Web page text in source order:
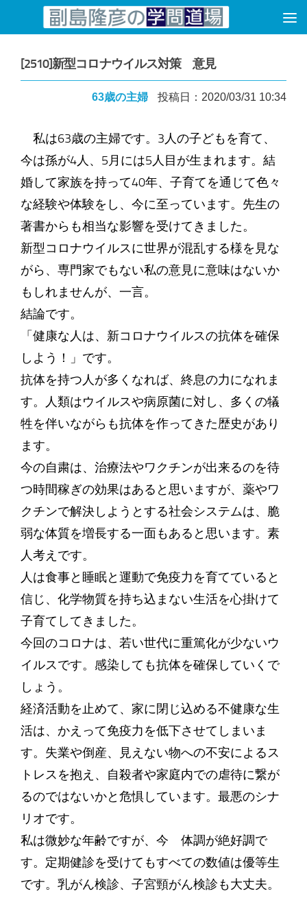
コンテンツへスキップ
[2510]新型コロナウイルス対策 意見
63歳の主婦 投稿日：2020/03/31 10:34
私は63歳の主婦です。3人の子どもを育て、
今は孫が4人、5月には5人目が生まれます。結
婚して家族を持って40年、子育てを通じて色々
な経験や体験をし、今に至っています。先生の
著書からも相当な影響を受けてきました。
新型コロナウイルスに世界が混乱する様を見な
がら、専門家でもない私の意見に意味はないか
もしれませんが、一言。
結論です。
「健康な人は、新コロナウイルスの抗体を確保
しよう！」です。
抗体を持つ人が多くなれば、終息の力になれま
す。人類はウイルスや病原菌に対し、多くの犠
牲を伴いながらも抗体を作ってきた歴史があり
ます。
今の自粛は、治療法やワクチンが出来るのを待
つ時間稼ぎの効果はあると思いますが、薬やワ
クチンで解決しようとする社会システムは、脆
弱な体質を増長する一面もあると思います。素
人考えです。
人は食事と睡眠と運動で免疫力を育てていると
信じ、化学物質を持ち込まない生活を心掛けて
子育てしてきました。
今回のコロナは、若い世代に重篤化が少ないウ
イルスです。感染しても抗体を確保していくで
しょう。
経済活動を止めて、家に閉じ込める不健康な生
活は、かえって免疫力を低下させてしまいま
す。失業や倒産、見えない物への不安によるス
トレスを抱え、自殺者や家庭内での虐待に繋が
るのではないかと危惧しています。最悪のシナ
リオです。
私は微妙な年齢ですが、今 体調が絶好調で
す。定期健診を受けてもすべての数値は優等生
です。乳がん検診、子宮頸がん検診も大丈夫。